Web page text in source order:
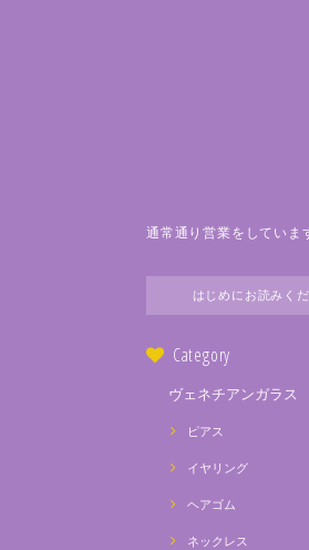
通常通り営業をしてい
はじめにお読みくだ
Category
ヴェネチアンガラス
ピアス
イヤリング
ヘアゴム
ネックレス